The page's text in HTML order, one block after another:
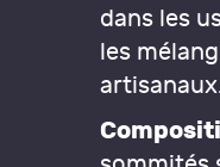
dans les
les